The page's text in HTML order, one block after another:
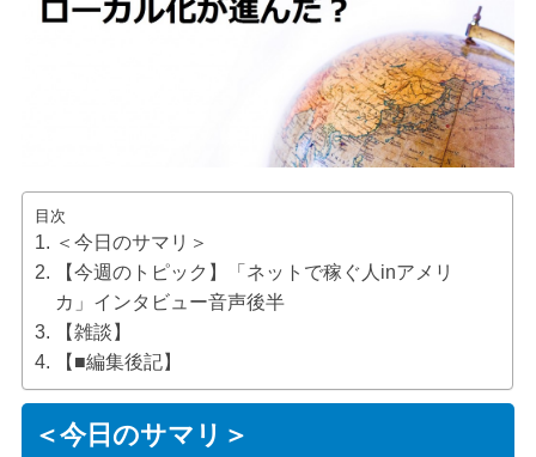
目次
＜今日のサマリ＞
【今週のトピック】「ネットで稼ぐ人inアメリ
カ」インタビュー音声後半
【雑談】
【■編集後記】
＜今日のサマリ＞